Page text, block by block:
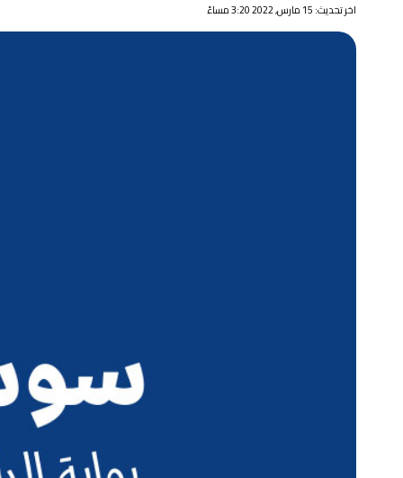
اخر تحديث: 15 مارس, 2022 3:20 مساءً